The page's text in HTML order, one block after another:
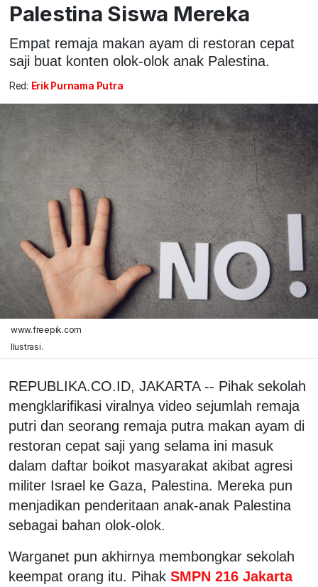
Palestina Siswa Mereka
Empat remaja makan ayam di restoran cepat
saji buat konten olok-olok anak Palestina.
Red: Erik Purnama Putra
www.freepik.com
Ilustrasi.
REPUBLIKA.CO.ID, JAKARTA -- Pihak sekolah
mengklarifikasi viralnya video sejumlah remaja
putri dan seorang remaja putra makan ayam di
restoran cepat saji yang selama ini masuk
dalam daftar boikot masyarakat akibat agresi
militer Israel ke Gaza, Palestina. Mereka pun
menjadikan penderitaan anak-anak Palestina
sebagai bahan olok-olok.
Warganet pun akhirnya membongkar sekolah
keempat orang itu. Pihak SMPN 216 Jakarta